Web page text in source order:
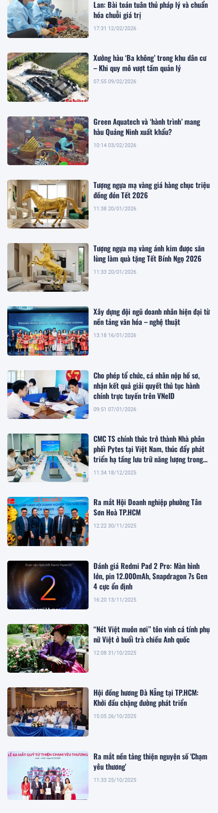
Lan: Bài toán tuân thủ pháp lý và chuẩn
hóa chuỗi giá trị
17:31 12/02/2026
Xưởng hàu ‘Ba không’ trong khu dân cư
– Khi quy mô vượt tầm quản lý
07:55 09/02/2026
Green Aquatech và ‘hành trình’ mang
hàu Quảng Ninh xuất khẩu?
10:14 03/02/2026
Tượng ngựa mạ vàng giá hàng chục triệu
đồng đón Tết 2026
11:38 20/01/2026
Tượng ngựa mạ vàng ánh kim được săn
lùng làm quà tặng Tết Bính Ngọ 2026
11:33 20/01/2026
Xây dựng đội ngũ doanh nhân hiện đại từ
nền tảng văn hóa – nghệ thuật
13:18 16/01/2026
Cho phép tổ chức, cá nhân nộp hồ sơ,
nhận kết quả giải quyết thủ tục hành
chính trực tuyến trên VNeID
09:51 07/01/2026
CMC TS chính thức trở thành Nhà phân
phối Pytes tại Việt Nam, thúc đẩy phát
triển hạ tầng lưu trữ năng lượng trong
giai đoạn chuyển dịch xanh
11:34 18/12/2025
Ra mắt Hội Doanh nghiệp phường Tân
Sơn Hoà TP.HCM
12:22 30/11/2025
Đánh giá Redmi Pad 2 Pro: Màn hình
lớn, pin 12.000mAh, Snapdragon 7s Gen
4 cực ổn định
16:20 13/11/2025
“Nét Việt muôn nơi” tôn vinh cá tính phụ
nữ Việt ở buổi trà chiều Anh quốc
12:08 31/10/2025
Hội đồng hương Đà Nẵng tại TP.HCM:
Khởi đầu chặng đường phát triển
15:05 26/10/2025
Ra mắt nền tảng thiện nguyện số 'Chạm
yêu thương'
11:33 25/10/2025